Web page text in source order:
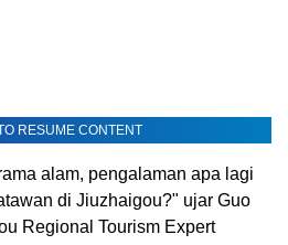
RESUME CONTENT
alam, pengalaman apa lagi
di Jiuzhaigou?" ujar Guo
Regional Tourism Expert